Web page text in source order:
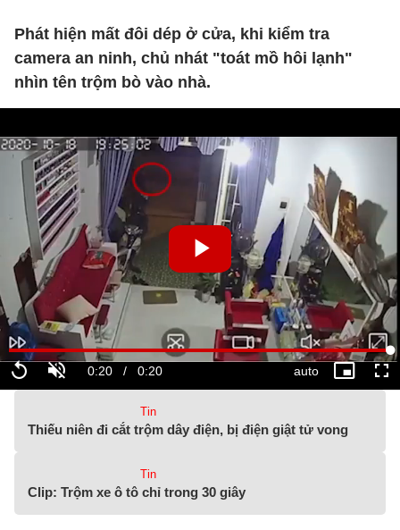
Phát hiện mất đôi dép ở cửa, khi kiểm tra
camera an ninh, chủ nhát "toát mồ hôi lạnh"
nhìn tên trộm bò vào nhà.
Tin
Thiếu niên đi cắt trộm dây điện, bị điện giật tử vong
Tin
Clip: Trộm xe ô tô chỉ trong 30 giây